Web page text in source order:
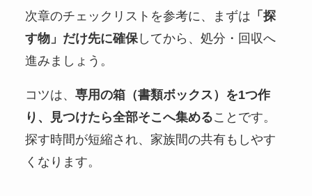
次章のチェックリストを参考に、まずは 「探
す物」だけ先に確保してから、処分・回収へ
進みましょう。
コツは、 専用の箱（書類ボックス）を1つ作
り、見つけたら全部そこへ集めることです。
探す時間が短縮され、家族間の共有もしやす
くなります。